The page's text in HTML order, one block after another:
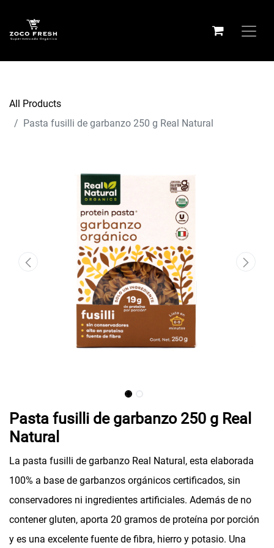
All Products
Pasta fusilli de garbanzo 250 g Real Natural
Pasta fusilli de garbanzo 250 g Real
Natural
La pasta fusilli de garbanzo Real Natural, esta elaborada
100% a base de garbanzos orgánicos certificados, sin
conservadores ni ingredientes artificiales. Además de no
contener gluten, aporta 20 gramos de proteína por porción
y es una excelente fuente de fibra, hierro y potasio. Una